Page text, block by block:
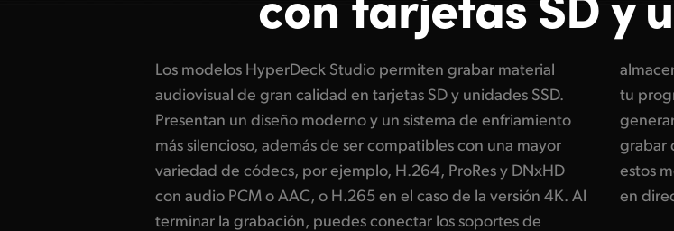
Los modelos HyperDeck Studio permiten grabar material
audiovisual de gran calidad en tarjetas SD y unidades SSD.
Presentan un diseño moderno y un sistema de enfriamiento
más silencioso, además de ser compatibles con una mayor
variedad de códecs, por ejemplo, H.264, ProRes y DNxHD
con audio PCM o AAC, o H.265 en el caso de la versión 4K. Al
terminar la grabación, puedes conectar los soportes de
almacenamiento a tu PC para acceder a los archivos mediante
tu programa de edición favorito. Asimismo, estos dispositivos
generan códigos de tiempo y señales de referencia, a fin de
grabar de forma aislada y sincronizar varias unidades. Por
estos motivos, son ideales para transmisiones, producciones
en